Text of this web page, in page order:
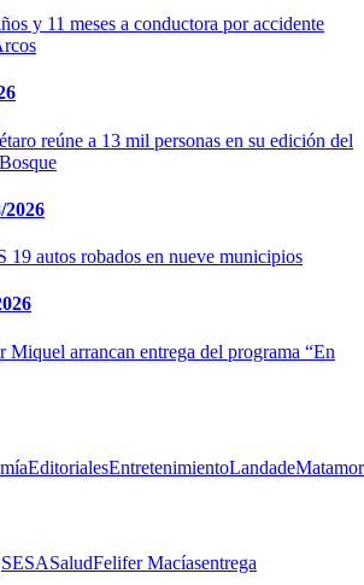
y 11 meses a conductora por accidente
reúne a 13 mil personas en su edición del
2026
19 autos robados en nueve municipios
Miquel arrancan entrega del programa “En
EditorialesEntretenimiento
SESASaludFelifer Macíasentrega